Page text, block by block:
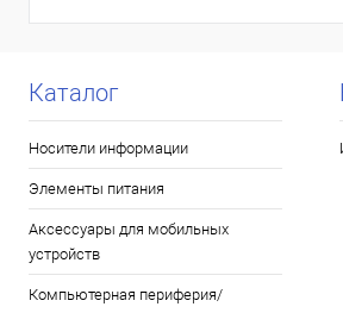
Каталог
Носители информации
Элементы питания
Аксессуары для мобильных
устройств
Компьютерная периферия/